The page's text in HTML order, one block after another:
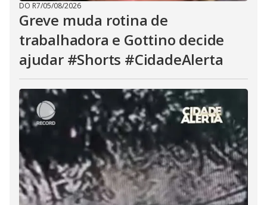
DO R7/05/08/2026
Greve muda rotina de
trabalhadora e Gottino decide
ajudar #Shorts #CidadeAlerta